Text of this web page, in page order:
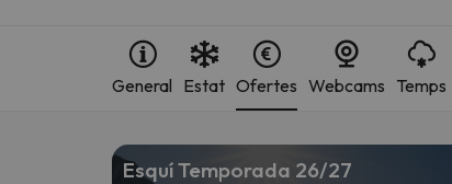
General Estat Ofertes Webcams Temps
Esquí Temporada 26/27